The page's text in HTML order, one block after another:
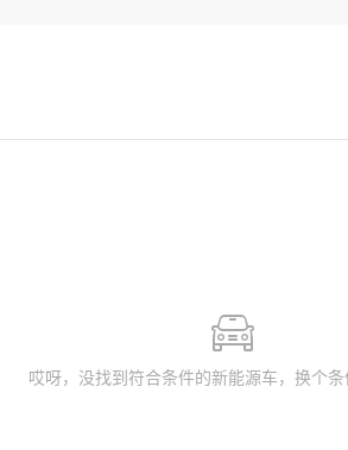
哎呀，没找到符合条件的新能源车，换个